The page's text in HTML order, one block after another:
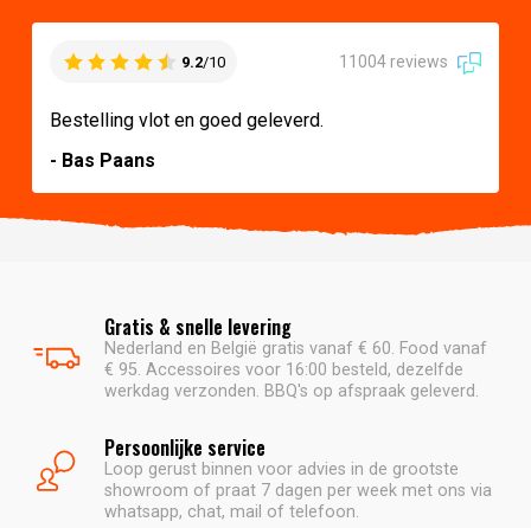
9.2/10 11004 reviews
Bestelling vlot en goed geleverd.
- Bas Paans
Gratis & snelle levering
Nederland en België gratis vanaf € 60. Food vanaf
€ 95. Accessoires voor 16:00 besteld, dezelfde
werkdag verzonden. BBQ's op afspraak geleverd.
Persoonlijke service
Loop gerust binnen voor advies in de grootste
showroom of praat 7 dagen per week met ons via
whatsapp, chat, mail of telefoon.